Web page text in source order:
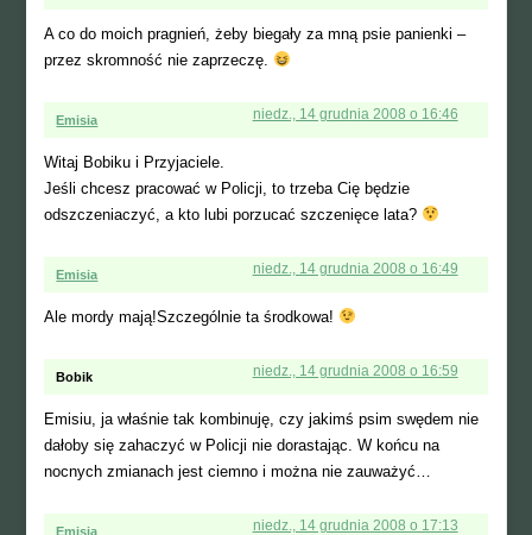
A co do moich pragnień, żeby biegały za mną psie panienki –
przez skromność nie zaprzeczę.
Emisia niedz., 14 grudnia 2008 o 16:46
Witaj Bobiku i Przyjaciele.
Jeśli chcesz pracować w Policji, to trzeba Cię będzie
odszczeniaczyć, a kto lubi porzucać szczenięce lata?
Emisia niedz., 14 grudnia 2008 o 16:49
Ale mordy mają!Szczególnie ta środkowa!
Bobik niedz., 14 grudnia 2008 o 16:59
Emisiu, ja właśnie tak kombinuję, czy jakimś psim swędem nie
dałoby się zahaczyć w Policji nie dorastając. W końcu na
nocnych zmianach jest ciemno i można nie zauważyć…
Emisia niedz., 14 grudnia 2008 o 17:13